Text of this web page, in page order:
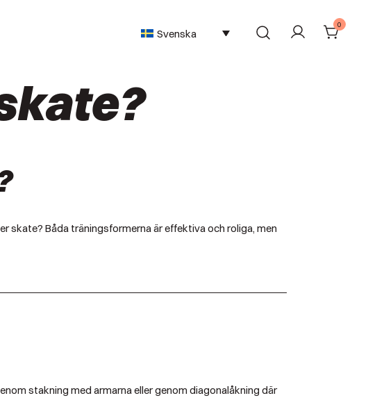
Svenska
0
skate? Båda träningsformerna är effektiva och roliga, men
stakning med armarna eller genom diagonalåkning där